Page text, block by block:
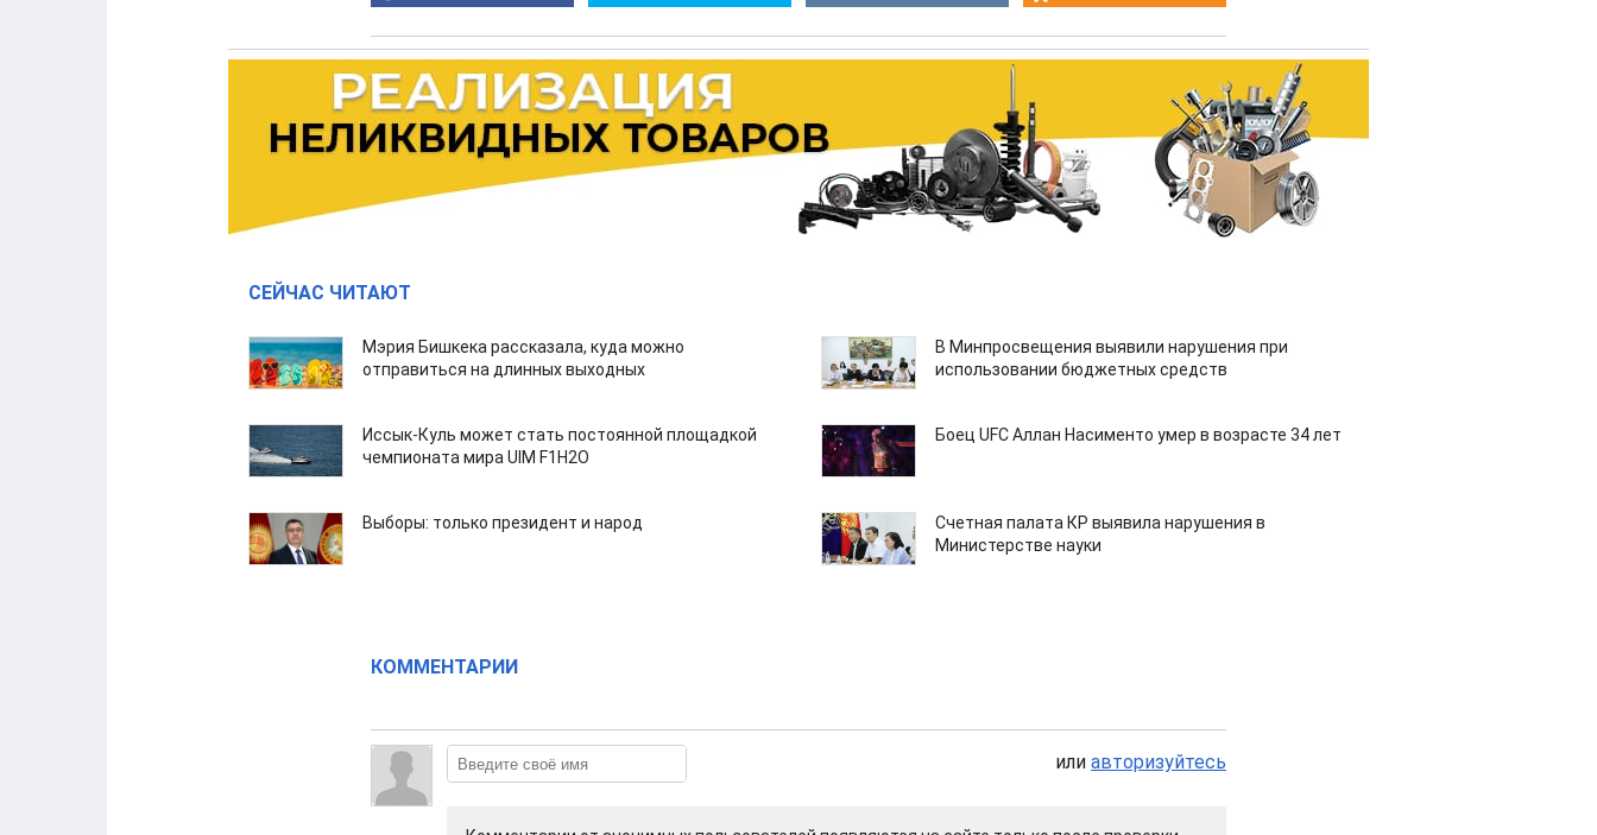
СЕЙЧАС ЧИТАЮТ
Мэрия Бишкека рассказала, куда можно
отправиться на длинных выходных
В Минпросвещения выявили нарушения при
использовании бюджетных средств
Иссык-Куль может стать постоянной площадкой
чемпионата мира UIM F1H2O
Боец UFC Аллан Насименто умер в возрасте 34 лет
Выборы: только президент и народ
Счетная палата КР выявила нарушения в
Министерстве науки
КОММЕНТАРИИ
или авторизуйтесь